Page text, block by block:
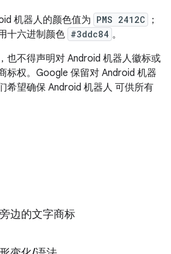
机器人的颜色值为 PMS 2412C
；
十六进制颜色 #3ddc84 。
也不得声明对 Android 机器人徽标或
标权。Google 保留对 Android 机器
希望确保 Android 机器人 可供所有
边的文字商标